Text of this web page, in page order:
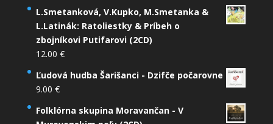
L.Smetanková, V.Kupko, M.Smetanka &
L.Latinák: Ratoliestky & Príbeh o
zbojníkovi Putifarovi (2CD)
12.00 €
Ľudová hudba Šarišanci - Dzifče počarovne
9.00 €
Folklórna skupina Moravančan - V